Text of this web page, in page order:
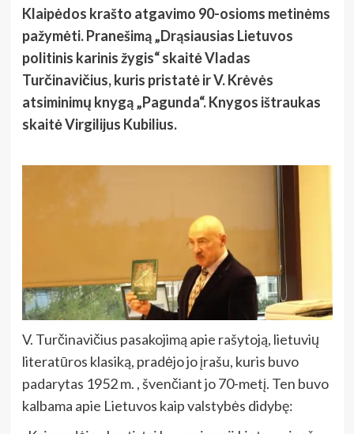
Klaipėdos krašto atgavimo 90-osioms metinėms
pažymėti. Pranešimą „Drąsiausias Lietuvos
politinis karinis žygis“ skaitė Vladas
Turčinavičius, kuris pristatė ir V. Krėvės
atsiminimų knygą „Pagunda“. Knygos ištraukas
skaitė Virgilijus Kubilius.
V. Turčinavičius pasakojimą apie rašytoją, lietuvių
literatūros klasiką, pradėjo jo įrašu, kuris buvo
padarytas 1952 m. , švenčiant jo 70-metį. Ten buvo
kalbama apie Lietuvos kaip valstybės didybę: